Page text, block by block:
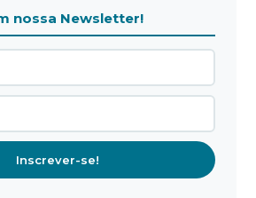
nossa Newsletter!